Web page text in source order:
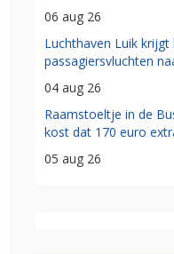
06 aug 26
Luchthaven Luik
passagiersvluchten
04 aug 26
Raamstoeltje in de
kost dat 170 euro
05 aug 26